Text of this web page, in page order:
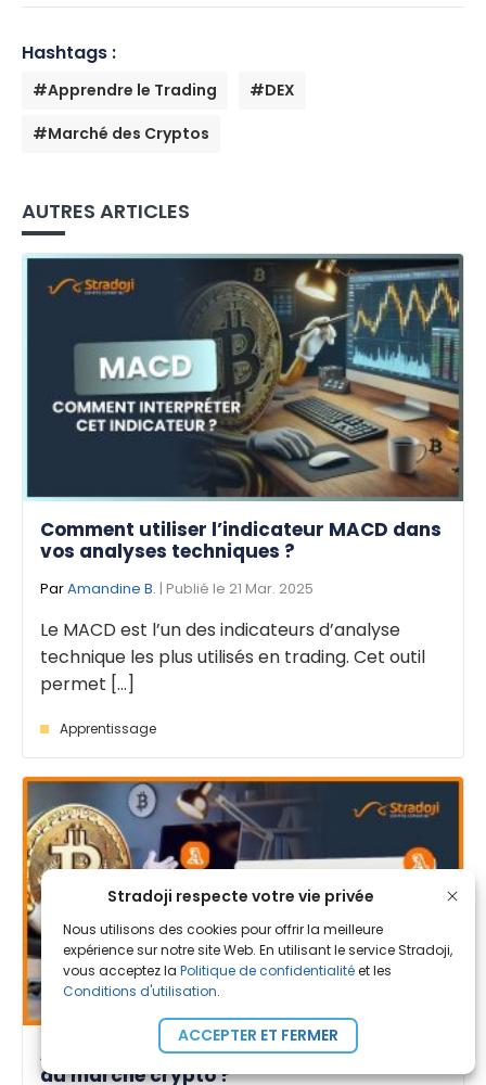
Stradoji respecte votre vie privée
Nous utilisons des cookies pour offrir la meilleure
expérience sur notre site Web. En utilisant le service Stradoji,
vous acceptez la Politique de confidentialitéet les
Conditions d'utilisation.
ACCEPTER ET FERMER
Hashtags :
#Apprendre le Trading
#DEX
#Marché des Cryptos
AUTRES ARTICLES
Comment utiliser l’indicateur MACD dans
vos analyses techniques ?
ParAmandine B. | Publié le 21 Mar. 2025
Le MACD est l’un des indicateurs d’analyse
technique les plus utilisés en trading. Cet outil
permet [...]
Apprentissage
Alchemist AI (ALCH) : La nouvelle pépite IA
du marché crypto ?